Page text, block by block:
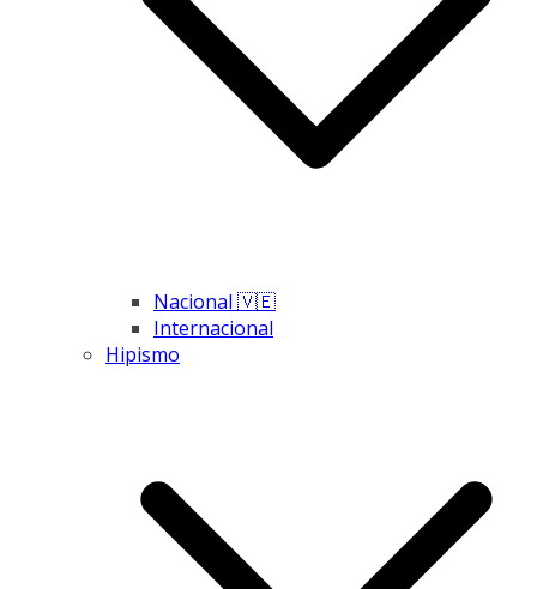
Nacional 🇻🇪
Internacional
Hipismo